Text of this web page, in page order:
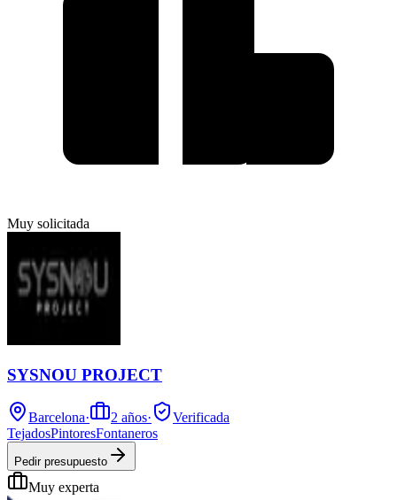
Muy solicitada
SYSNOU PROJECT
Barcelona· 2 años·
Verificada
TejadosPintoresFontaneros
Pedir presupuesto
Muy experta